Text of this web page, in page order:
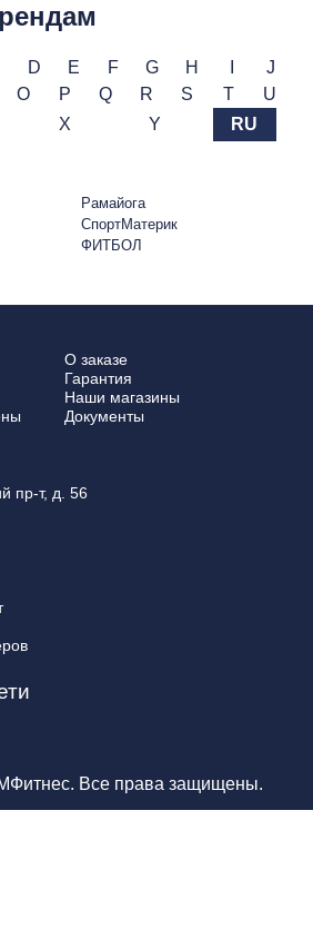
D E F G H
J
O P Q R S T
U
X Y RU
Рамайога
СпортМатерик
ФИТБОЛ
О заказе
Гарантия
Наши магазины
Документы
пр-т, д. 56
Все права защищены.